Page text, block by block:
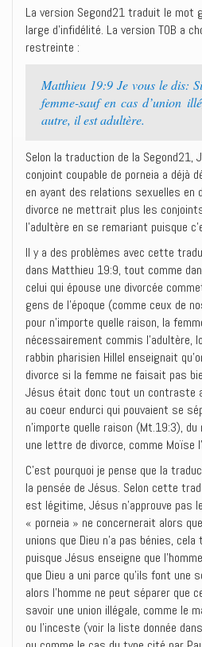
La version Segond21 traduit le mot
large d’infidélité. La version TOB a
restreinte :
Matthieu 19:9 Je vous le dis:
femme-sauf en cas d’union
autre, il est adultère.
Selon la traduction de la Segond21,
conjoint coupable de porneia a déjà
en ayant des relations sexuelles en
divorce ne mettrait plus les
l’adultère en se remariant puisque
Il y a des problèmes avec cette
dans Matthieu 19:9, tout comme
celui qui épouse une divorcée
gens de l’époque (comme ceux de
pour n’importe quelle raison, la
nécessairement commis l’adultère,
rabbin pharisien Hillel enseignait
divorce si la femme ne faisait pas
Jésus était donc tout un contraste
au coeur endurci qui pouvaient se
n’importe quelle raison (Mt.19:3),
une lettre de divorce, comme Moïse
C’est pourquoi je pense que la
la pensée de Jésus. Selon cette
est légitime, Jésus n’approuve pas
« porneia » ne concernerait alors
unions que Dieu n’a pas bénies,
puisque Jésus enseigne que
que Dieu a uni parce qu’ils font une
alors l’homme ne peut séparer que
savoir une union illégale, comme le
ou l’inceste (voir la liste donnée